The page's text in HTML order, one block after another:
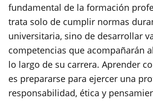
fundamental de la formación
trata solo de cumplir normas
universitaria, sino de desarrollar
competencias que acompañarán
lo largo de su carrera. Aprender
es prepararse para ejercer una
responsabilidad, ética y